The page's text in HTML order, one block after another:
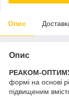
Опис
Опис
РЕАКОМ-
формі на основі
підвищеним